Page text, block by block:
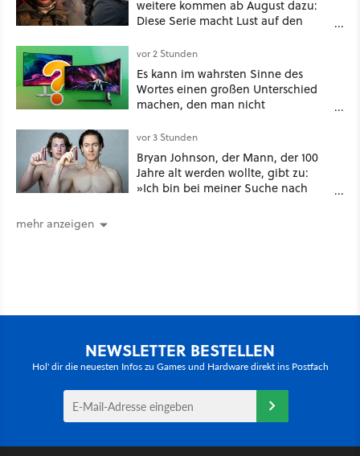
weitere kommen ab August dazu:
Diese Serie macht Lust auf den
vor 2 Stunden
Es kann im wahrsten Sinne des
Wortes einen großen Unterschied
machen, den man nicht
Seitenverhältnis seid ihr unterwegs?
vor 3 Stunden
Bryan Johnson, der Mann, der 100
Jahre alt werden wollte, gibt zu:
»Ich bin bei meiner Suche nach
mehr anzeigen
NEWSLETTER BESTELLEN
Hol' dir die neuesten Infos zu Games und Hardware direkt ins Postfach